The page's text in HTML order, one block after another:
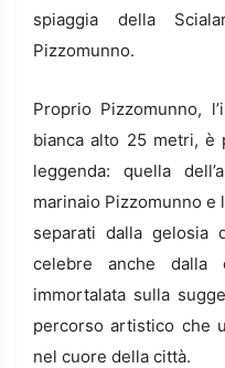
spiaggia della
Pizzomunno.
Proprio Pizzomunno,
bianca alto 25 metri, è
leggenda: quella
marinaio Pizzomunno e
separati dalla gelosia
celebre anche dalla
immortalata sulla
percorso artistico che
nel cuore della città.